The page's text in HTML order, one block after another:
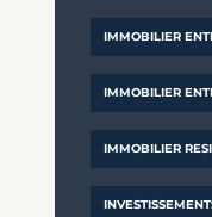
IMMOBILIER
IMMOBILIER
IMMOBILIER